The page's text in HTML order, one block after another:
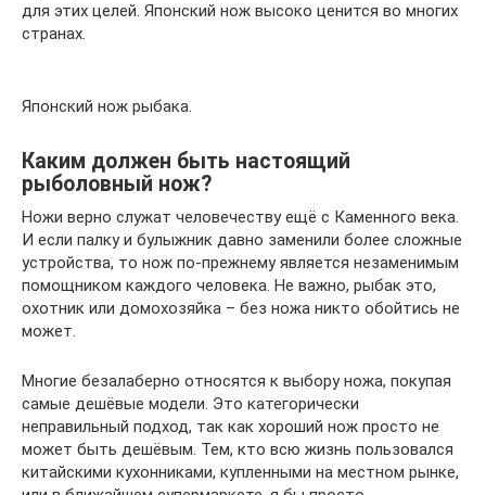
для этих целей. Японский нож высоко ценится во многих
странах.
Японский нож рыбака.
Каким должен быть настоящий
рыболовный нож?
Ножи верно служат человечеству ещё с Каменного века.
И если палку и булыжник давно заменили более сложные
устройства, то нож по-прежнему является незаменимым
помощником каждого человека. Не важно, рыбак это,
охотник или домохозяйка – без ножа никто обойтись не
может.
Многие безалаберно относятся к выбору ножа, покупая
самые дешёвые модели. Это категорически
неправильный подход, так как хороший нож просто не
может быть дешёвым. Тем, кто всю жизнь пользовался
китайскими кухонниками, купленными на местном рынке,